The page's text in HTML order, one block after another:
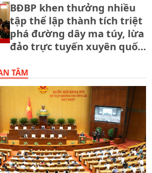
BĐBP khen thưởng nhiều
tập thể lập thành tích triệt
phá đường dây ma túy, lừa
đảo trực tuyến xuyên quốc
TÂM